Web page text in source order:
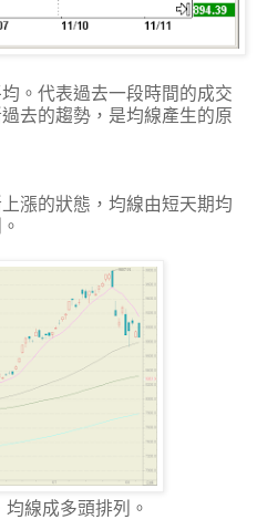
。代表過去一段時間的成交
去的趨勢，是均線產生的原
漲的狀態，均線由短天期均
線成多頭排列。